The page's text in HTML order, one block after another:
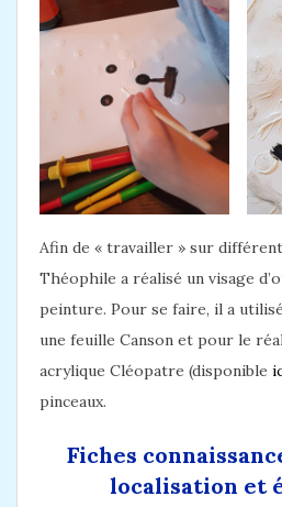
Afin de « travailler » sur
Théophile a réalisé un visage
peinture. Pour se faire, il a
une feuille Canson et pour le
acrylique Cléopatre (disponible
pinceaux.
Fiches
localisation et